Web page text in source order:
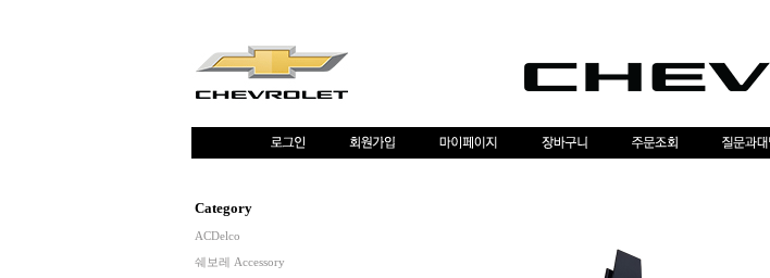
Category
ACDelco
쉐보레 Accessory